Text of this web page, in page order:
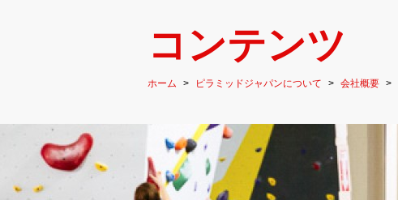
コンテンツ
ホーム ピラミッドジャパンについて 会社概要